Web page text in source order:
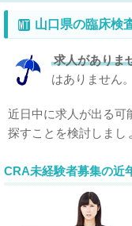
山口県の臨床検
求人がありま
はありません。
近日中に求人が出る可
探すことを検討しまし
CRA未経験者募集の近